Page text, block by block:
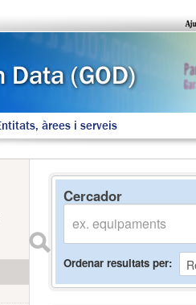
àrees i serveis
Cercador
Ordenar resultats per